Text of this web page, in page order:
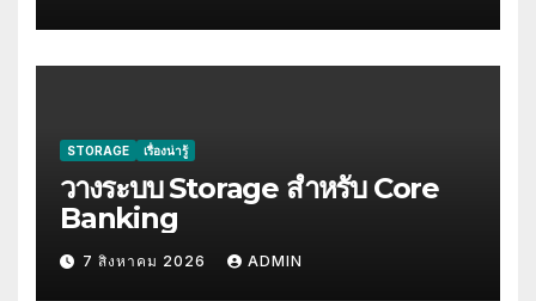
STORAGE เรื่องน่ารู้
วางระบบ Storage สำหรับ Core
Banking
7 สิงหาคม 2026 ADMIN